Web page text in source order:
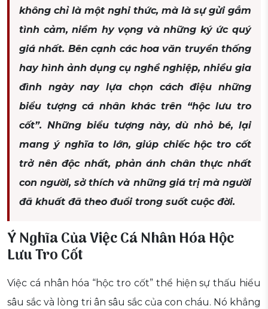
không chỉ là một nghi thức, mà là sự gửi gắm
tình cảm, niềm hy vọng và những ký ức quý
giá nhất. Bên cạnh các hoa văn truyền thống
hay hình ảnh dụng cụ nghề nghiệp, nhiều gia
đình ngày nay lựa chọn cách điệu những
biểu tượng cá nhân khác trên “hộc lưu tro
cốt”. Những biểu tượng này, dù nhỏ bé, lại
mang ý nghĩa to lớn, giúp chiếc hộc tro cốt
trở nên độc nhất, phản ánh chân thực nhất
con người, sở thích và những giá trị mà người
đã khuất đã theo đuổi trong suốt cuộc đời.
Ý Nghĩa Của Việc Cá Nhân Hóa Hộc
Lưu Tro Cốt
Việc cá nhân hóa “hộc tro cốt” thể hiện sự thấu hiểu
sâu sắc và lòng tri ân sâu sắc của con cháu. Nó khẳng